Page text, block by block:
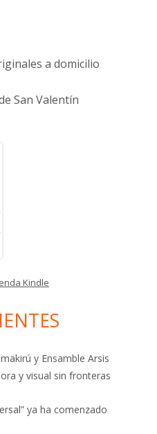
a domicilio
San Valentín
Kindle
y Ensamble Arsis
y visual sin fronteras
ya ha comenzado